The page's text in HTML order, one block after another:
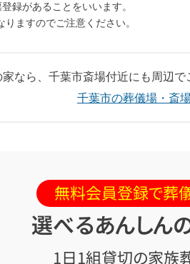
録があることをいいます。
ますのでご注意ください。
なら、千葉市斎場付近にも周辺で
千葉市の葬儀場・斎
無料会員登録で葬
選べるあんしん
1日1組貸切の家族